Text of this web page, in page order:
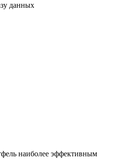
данных
наиболее эффективным